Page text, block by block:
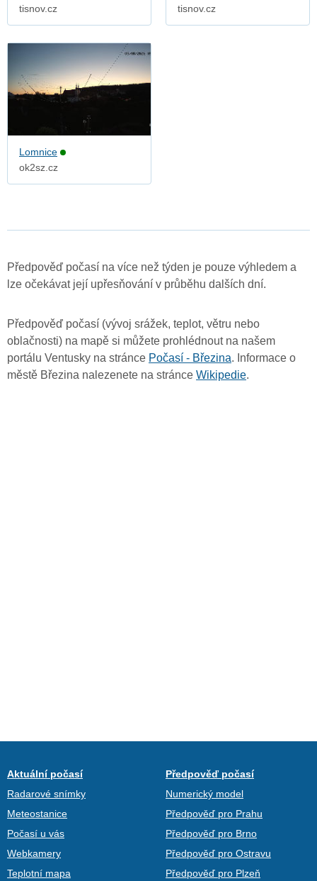
tisnov.cz
tisnov.cz
Lomnice
ok2sz.cz
Předpověď počasí na více než týden je pouze výhledem a
lze očekávat její upřesňování v průběhu dalších dní.
Předpověď počasí (vývoj srážek, teplot, větru nebo
oblačnosti) na mapě si můžete prohlédnout na našem
portálu Ventusky na stránce Počasí - Březina. Informace o
městě Březina nalezenete na stránce Wikipedie.
Aktuální počasí
Radarové snímky
Meteostanice
Počasí u vás
Webkamery
Teplotní mapa
Předpověď počasí
Numerický model
Předpověď pro Prahu
Předpověď pro Brno
Předpověď pro Ostravu
Předpověď pro Plzeň